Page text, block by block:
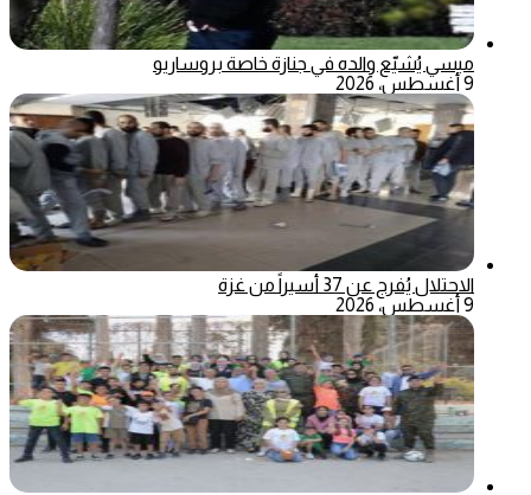
ميسي يُشيّع والده في جنازة خاصة بروساريو
9 أغسطس، 2026
الاحتلال يُفرج عن 37 أسيراً من غزة
9 أغسطس، 2026